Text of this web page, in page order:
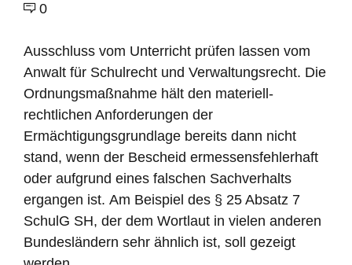
0
Ausschluss vom Unterricht prüfen lassen vom
Anwalt für Schulrecht und Verwaltungsrecht. Die
Ordnungsmaßnahme hält den materiell-
rechtlichen Anforderungen der
Ermächtigungsgrundlage bereits dann nicht
stand, wenn der Bescheid ermessensfehlerhaft
oder aufgrund eines falschen Sachverhalts
ergangen ist. Am Beispiel des § 25 Absatz 7
SchulG SH, der dem Wortlaut in vielen anderen
Bundesländern sehr ähnlich ist, soll gezeigt